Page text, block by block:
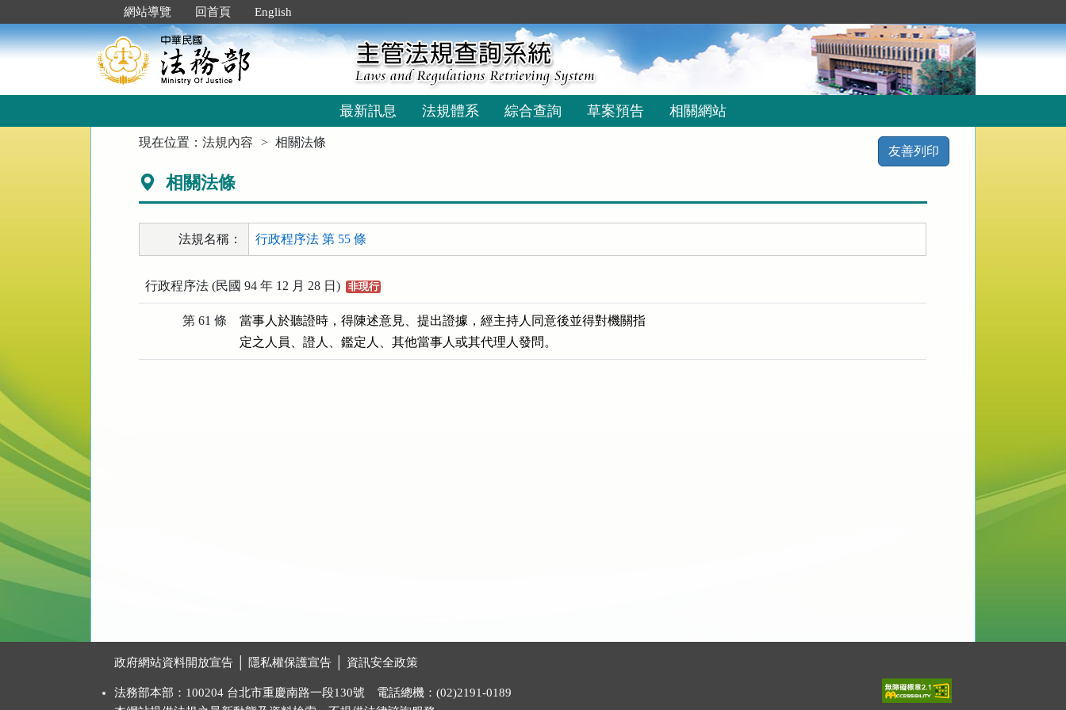
到
主
要
網站導覽 回首頁 English
最新訊息 法規體系 綜合查詢 草案預告 相關網站
現在位置：法規內容 相關法條
友善列印
相關法條
法規名稱： 行政程序法 第 55 條
行政程序法 (民國 94 年 12 月 28 日) 非現行
第 61 條
當事人於聽證時，得陳述意見、提出證據，經主持人同意後並得對機關指
定之人員、證人、鑑定人、其他當事人或其代理人發問。
政府網站資料開放宣告 隱私權保護宣告 資訊安全政策
法務部本部：100204 台北市重慶南路一段130號 電話總機：(02)2191-0189